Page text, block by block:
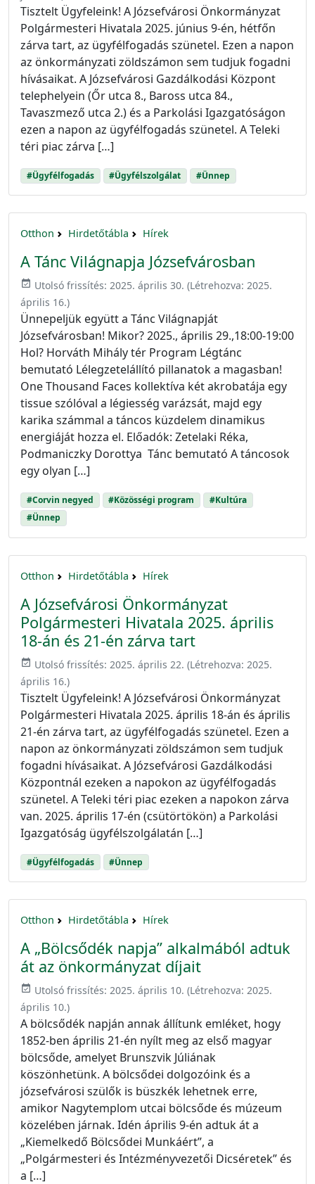
Tisztelt Ügyfeleink! A Józsefvárosi Önkormányzat
Polgármesteri Hivatala 2025. június 9-én, hétfőn
zárva tart, az ügyfélfogadás szünetel. Ezen a napon
az önkormányzati zöldszámon sem tudjuk fogadni
hívásaikat. A Józsefvárosi Gazdálkodási Központ
telephelyein (Őr utca 8., Baross utca 84.,
Tavaszmező utca 2.) és a Parkolási Igazgatóságon
ezen a napon az ügyfélfogadás szünetel. A Teleki
téri piac zárva […]
#Ügyfélfogadás #Ügyfélszolgálat #Ünnep
Otthon Hirdetőtábla Hírek
A Tánc Világnapja Józsefvárosban
event_available Utolsó frissítés: 2025. április 30. (Létrehozva: 2025.
április 16.)
Ünnepeljük együtt a Tánc Világnapját
Józsefvárosban! Mikor? 2025., április 29.,18:00-19:00
Hol? Horváth Mihály tér Program Légtánc
bemutató Lélegzetelállító pillanatok a magasban!
One Thousand Faces kollektíva két akrobatája egy
tissue szólóval a légiesség varázsát, majd egy
karika számmal a táncos küzdelem dinamikus
energiáját hozza el. Előadók: Zetelaki Réka,
Podmaniczky Dorottya Tánc bemutató A táncosok
egy olyan […]
#Corvin negyed #Közösségi program
#Kultúra
#Ünnep
Otthon Hirdetőtábla Hírek
A Józsefvárosi Önkormányzat
Polgármesteri Hivatala 2025. április
18-án és 21-én zárva tart
event_available Utolsó frissítés: 2025. április 22. (Létrehozva: 2025.
április 16.)
Tisztelt Ügyfeleink! A Józsefvárosi Önkormányzat
Polgármesteri Hivatala 2025. április 18-án és április
21-én zárva tart, az ügyfélfogadás szünetel. Ezen a
napon az önkormányzati zöldszámon sem tudjuk
fogadni hívásaikat. A Józsefvárosi Gazdálkodási
Központnál ezeken a napokon az ügyfélfogadás
szünetel. A Teleki téri piac ezeken a napokon zárva
van. 2025. április 17-én (csütörtökön) a Parkolási
Igazgatóság ügyfélszolgálatán […]
#Ügyfélfogadás #Ünnep
Otthon Hirdetőtábla Hírek
A „Bölcsődék napja” alkalmából adtuk
át az önkormányzat díjait
event_available Utolsó frissítés: 2025. április 10. (Létrehozva: 2025.
április 10.)
A bölcsődék napján annak állítunk emléket, hogy
1852-ben április 21-én nyílt meg az első magyar
bölcsőde, amelyet Brunszvik Júliának
köszönhetünk. A bölcsődei dolgozóink és a
józsefvárosi szülők is büszkék lehetnek erre,
amikor Nagytemplom utcai bölcsőde és múzeum
közelében járnak. Idén április 9-én adtuk át a
„Kiemelkedő Bölcsődei Munkáért”, a
„Polgármesteri és Intézményvezetői Dicséretek” és
a […]